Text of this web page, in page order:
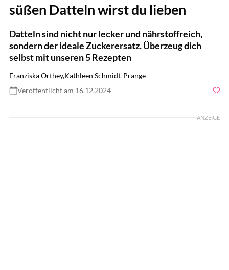
süßen Datteln wirst du lieben
Datteln sind nicht nur lecker und nährstoffreich,
sondern der ideale Zuckerersatz. Überzeug dich
selbst mit unseren 5 Rezepten
Franziska Orthey,Kathleen Schmidt-Prange
Veröffentlicht am 16.12.2024
ANZEIGE